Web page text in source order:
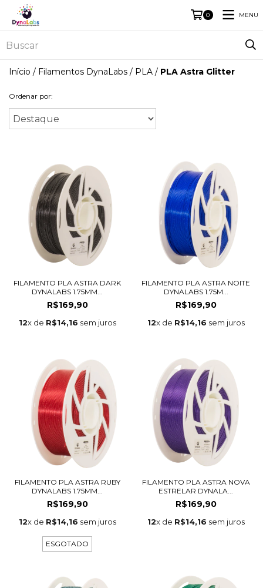
0 MENU
Início / Filamentos DynaLabs / PLA / PLA Astra Glitter
Ordenar por:
FILAMENTO PLA ASTRA DARK
DYNALABS 1.75MM...
R$169,90
12x de R$14,16 sem juros
FILAMENTO PLA ASTRA NOITE
DYNALABS 1.75M...
R$169,90
12x de R$14,16 sem juros
FILAMENTO PLA ASTRA RUBY
DYNALABS 1.75MM...
R$169,90
12x de R$14,16 sem juros
ESGOTADO
FILAMENTO PLA ASTRA NOVA
ESTRELAR DYNALA...
R$169,90
12x de R$14,16 sem juros